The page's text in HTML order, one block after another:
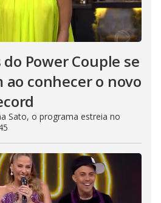
Power Couple se
conhecer o novo
Sato, o programa estreia no